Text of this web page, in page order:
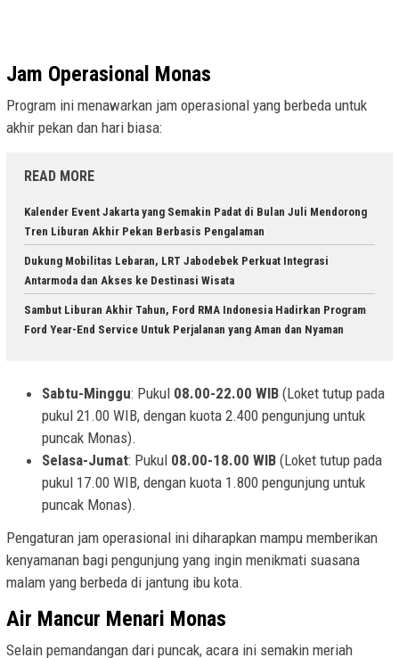
Jam Operasional Monas
Program ini menawarkan jam operasional yang berbeda untuk
akhir pekan dan hari biasa:
READ MORE
Kalender Event Jakarta yang Semakin Padat di Bulan Juli Mendorong
Tren Liburan Akhir Pekan Berbasis Pengalaman
Dukung Mobilitas Lebaran, LRT Jabodebek Perkuat Integrasi
Antarmoda dan Akses ke Destinasi Wisata
Sambut Liburan Akhir Tahun, Ford RMA Indonesia Hadirkan Program
Ford Year-End Service Untuk Perjalanan yang Aman dan Nyaman
Sabtu-Minggu: Pukul 08.00-22.00 WIB (Loket tutup pada
pukul 21.00 WIB, dengan kuota 2.400 pengunjung untuk
puncak Monas).
Selasa-Jumat: Pukul 08.00-18.00 WIB (Loket tutup pada
pukul 17.00 WIB, dengan kuota 1.800 pengunjung untuk
puncak Monas).
Pengaturan jam operasional ini diharapkan mampu memberikan
kenyamanan bagi pengunjung yang ingin menikmati suasana
malam yang berbeda di jantung ibu kota.
Air Mancur Menari Monas
Selain pemandangan dari puncak, acara ini semakin meriah